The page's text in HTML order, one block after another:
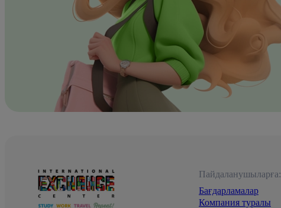
Пайдаланушыларға:
Бағдарламалар
Компания туралы